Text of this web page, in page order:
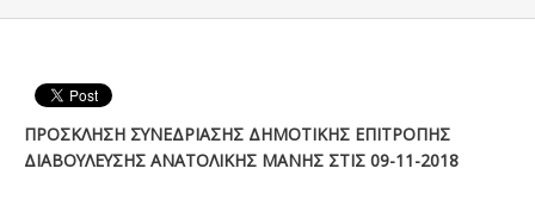
ΠΡΟΣΚΛΗΣΗ ΣΥΝΕΔΡΙΑΣΗΣ ΔΗΜΟΤΙΚΗΣ ΕΠΙΤΡΟΠΗΣ
ΔΙΑΒΟΥΛΕΥΣΗΣ ΑΝΑΤΟΛΙΚΗΣ ΜΑΝΗΣ ΣΤΙΣ 09-11-2018